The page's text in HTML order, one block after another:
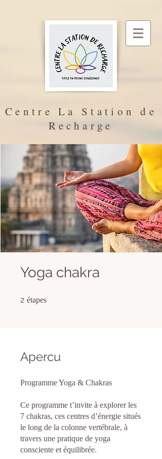
Centre La Station de
Recharge
Yoga chakra
2 étapes
Apercu
Programme Yoga & Chakras
Ce programme t’invite à explorer les
7 chakras, ces centres d’énergie situés
le long de la colonne vertébrale, à
travers une pratique de yoga
consciente et équilibrée.